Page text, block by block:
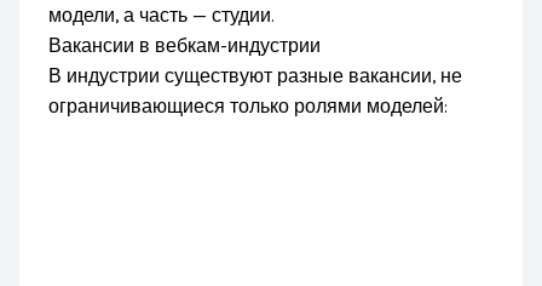
модели, а часть — студии.
Вакансии в вебкам-индустрии
В индустрии существуют разные вакансии, не
ограничивающиеся только ролями моделей: